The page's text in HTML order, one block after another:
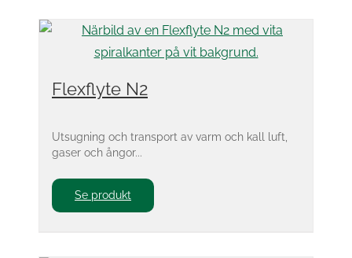
Flexflyte N2
Utsugning och transport av varm och kall luft,
gaser och ångor...
Se produkt